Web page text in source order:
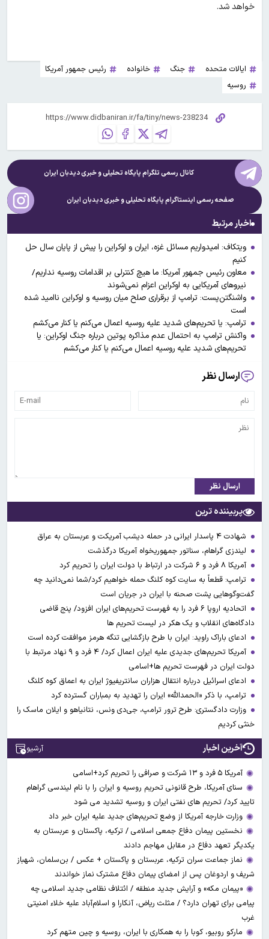
خواهد شد.
ایالات متحده جنگ خانواده
رئیس جمهور آمریکا
روسیه
کانال رسمی تلگرام پایگاه تحلیلی و خبریدیدبان ایران
صفحه رسمی اینستاگرام پایگاه تحلیلی و خبریدیدبان ایران
اخبار مرتبط
ویتکاف: امیدواریم مسائل غزه، ایران و اوکراین را پیش از پایان سال حل
کنیم
معاون رئیس جمهور آمریکا: ما هیچ کنترلی بر اقدامات روسیه نداریم/
نیروهای آمریکایی به اوکراین اعزام نمی‌شوند
واشنگتن‌پست: ترامپ از برقراری صلح میان روسیه و اوکراین ناامید شده
است
ترامپ: یا تحریم‌های شدید علیه روسیه اعمال می‌کنم یا کنار می‌کشم
واکنش ترامپ به احتمال عدم مذاکره پوتین درباره جنگ اوکراین: یا
تحریم‌های شدید علیه روسیه اعمال می‌کنم یا کنار می‌کشم
ارسال نظر
ارسال نظر
پربیننده ترین
شهادت ۴ پاسدار ایرانی در حمله دیشب آمریکت و عربستان به عراق
لیندزی گراهام، سناتور جمهوریخواه آمریکا درگذشت
آمریکا ۸ فرد و ۶ شرکت در ارتباط با دولت ایران را تحریم کرد
ترامپ: قطعاً به سایت کوه کلنگ حمله خواهیم کرد/شما نمی‌دانید چه
گفت‌وگوهایی پشت صحنه با ایران در جریان است
اتحادیه اروپا ۶ فرد را به فهرست تحریم‌های ایران افزود/ پنج قاضی
دادگاه‌های انقلاب و یک هکر در لیست تحریم ها
ادعای باراک راوید: ایران با طرح بازگشایی تنگه هرمز موافقت کرده است
آمریکا تحریم‌های جدیدی علیه ایران اعمال کرد/ ۴ فرد و ۹ نهاد مرتبط با
دولت ایران در فهرست تحریم ها+اسامی
ادعای اسرائیل درباره انتقال هزاران سانتریفیوژ ایران به اعماق کوه کلنگ
ترامپ، با ذکر «الحمدالله» ایران را تهدید به بمباران گسترده کرد
وزارت دادگستری: طرح ترور ترامپ، جی‌دی ونس، نتانیاهو و ایلان ماسک را
خنثی کردیم
آخرین اخبار آرشیو
آمریکا ۵ فرد و ۱۳ شرکت و صرافی را تحریم کرد+اسامی
سنای آمریکا، طرح قانونی تحریم روسیه و ایران را با نام لیندسی گراهام
تایید کرد/ تحریم های نفتی ایران و روسیه تشدید می شود
وزارت خارجه آمریکا از وضع تحریم‌های جدید علیه ایران خبر داد
نخستین پیمان دفاع جمعی اسلامی / ترکیه، پاکستان و عربستان به
یکدیگر تعهد دفاع در مقابل مهاجم دادند
نماز جماعت سران ترکیه، عربستان و پاکستان + عکس / بن‌سلمان، شهباز
شریف و اردوغان پس از امضای پیمان دفاع مشترک نماز خواندند
«پیمان مکه» و آرایش جدید منطقه / ائتلاف نظامی جدید اسلامی چه
پیامی برای تهران دارد؟ / مثلث ریاض، آنکارا و اسلام‌آباد علیه خلاء امنیتی
غرب
مارکو روبیو، کوبا را به همکاری با ایران، روسیه و چین متهم کرد